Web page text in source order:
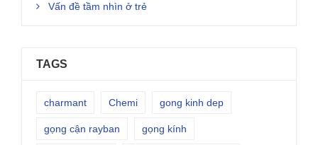
Vấn đề tầm nhìn ở trẻ
TAGS
charmant Chemi gong kinh dep
gọng cận rayban gọng kính